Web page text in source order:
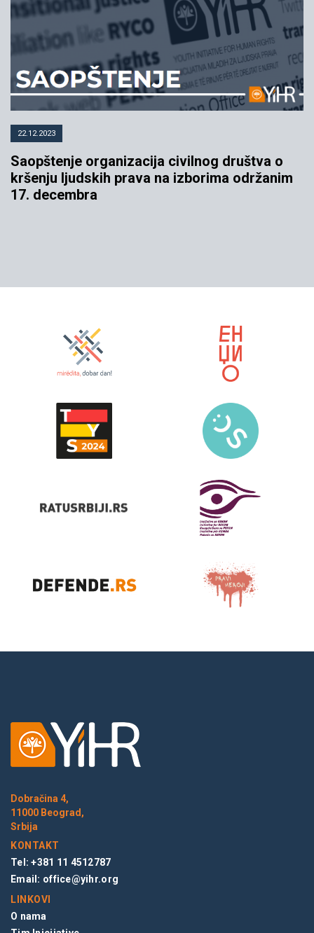
22.12.2023
Saopštenje organizacija civilnog društva o
kršenju ljudskih prava na izborima održanim
17. decembra
Dobračina 4,
11000 Beograd,
Srbija
KONTAKT
Tel: +381 11 4512787
Email: office@yihr.org
LINKOVI
O nama